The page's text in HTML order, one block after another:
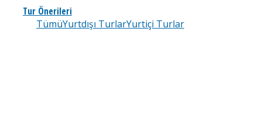
Tur Önerileri
TümüYurtdışı TurlarYurtiçi Turlar